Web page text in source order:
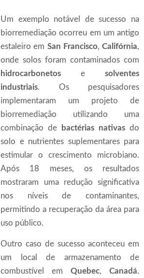
Um exemplo notável de sucesso na
biorremediação ocorreu em um antigo
estaleiro em San Francisco, Califórnia,
onde solos foram contaminados com
hidrocarbonetos e solventes
industriais. Os pesquisadores
implementaram um projeto de
biorremediação utilizando uma
combinação de
bactérias nativas do
solo e nutrientes suplementares para
estimular o crescimento microbiano.
Após 18 meses, os resultados
mostraram uma redução significativa
nos níveis de contaminantes,
permitindo a recuperação da área para
uso público.
Outro caso de sucesso aconteceu em
um local de armazenamento de
combustível emQuebec,Canadá.